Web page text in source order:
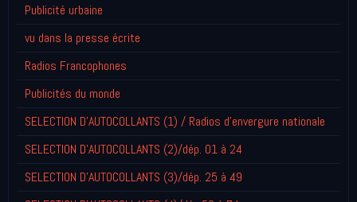
Publicité urbaine
vu dans la presse écrite
Radios Francophones
Publicités du monde
SELECTION D'AUTOCOLLANTS (1) / Radios d'envergure nationale
SELECTION D'AUTOCOLLANTS (2)/dép. 01 à 24
SELECTION D'AUTOCOLLANTS (3)/dép. 25 à 49